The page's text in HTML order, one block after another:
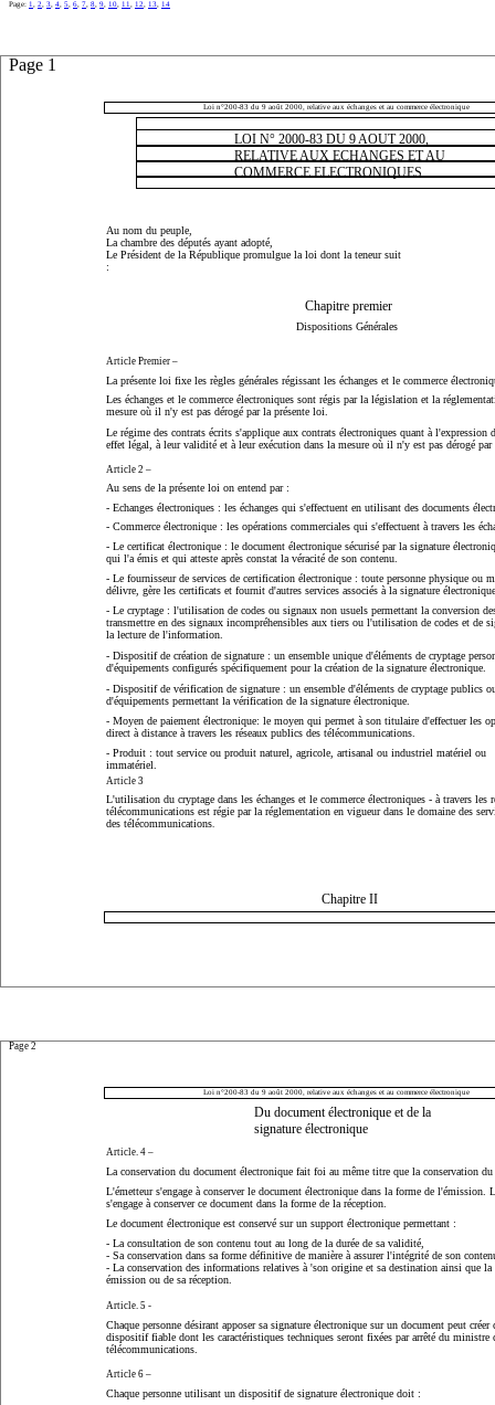
Page 1
Loi n°200-83 du 9 août 2000, relative aux échanges et au commerce électronique
LOI N° 2000-83 DU 9 AOUT 2000,
RELATIVE AUX ECHANGES ET AU
COMMERCE ELECTRONIQUES
Au nom du peuple,
La chambre des députés ayant adopté,
Le Président de la République promulgue la loi dont la teneur suit
:
Chapitre premier
Dispositions Générales
Article Premier –
La présente loi fixe les règles générales régissant les échanges et le commerce
Les échanges et le commerce électroniques sont régis par la législation et la
mesure où il n'y est pas dérogé par la présente loi.
Le régime des contrats écrits s'applique aux contrats électroniques quant à l'expression
effet légal, à leur validité et à leur exécution dans la mesure où il n'y est pas dérogé
Article 2 –
Au sens de la présente loi on entend par :
- Echanges électroniques : les échanges qui s'effectuent en utilisant des documents
- Commerce électronique : les opérations commerciales qui s'effectuent à travers les
- Le certificat électronique : le document électronique sécurisé par la signature
qui l'a émis et qui atteste après constat la véracité de son contenu.
- Le fournisseur de services de certification électronique : toute personne physique ou
délivre, gère les certificats et fournit d'autres services associés à la signature
- Le cryptage : l'utilisation de codes ou signaux non usuels permettant la conversion
transmettre en des signaux incompréhensibles aux tiers ou l'utilisation de codes et de
la lecture de l'information.
- Dispositif de création de signature : un ensemble unique d'éléments de cryptage
d'équipements configurés spécifiquement pour la création de la signature électronique.
- Dispositif de vérification de signature : un ensemble d'éléments de cryptage publics
d'équipements permettant la vérification de la signature électronique.
- Moyen de paiement électronique: le moyen qui permet à son titulaire d'effectuer les
direct à distance à travers les réseaux publics des télécommunications.
- Produit : tout service ou produit naturel, agricole, artisanal ou industriel matériel ou
immatériel.
Article 3
L'utilisation du cryptage dans les échanges et le commerce électroniques - à travers les
télécommunications est régie par la réglementation en vigueur dans le domaine des
des télécommunications.
Chapitre II
Page 2
Loi n°200-83 du 9 août 2000, relative aux échanges et au commerce électronique
Du document électronique et de la
signature électronique
Article. 4 –
La conservation du document électronique fait foi au même titre que la conservation
L'émetteur s'engage à conserver le document électronique dans la forme de l'émission.
s'engage à conserver ce document dans la forme de la réception.
Le document électronique est conservé sur un support électronique permettant :
- La consultation de son contenu tout au long de la durée de sa validité,
- Sa conservation dans sa forme définitive de manière à assurer l'intégrité de son
- La conservation des informations relatives à 'son origine et sa destination ainsi que la
émission ou de sa réception.
Article. 5 -
Chaque personne désirant apposer sa signature électronique sur un document peut créer
dispositif fiable dont les caractéristiques techniques seront fixées par arrêté du ministre
télécommunications.
Article 6 –
Chaque personne utilisant un dispositif de signature électronique doit :
Page: 1, 2, 3, 4, 5, 6, 7, 8, 9, 10, 11, 12, 13, 14